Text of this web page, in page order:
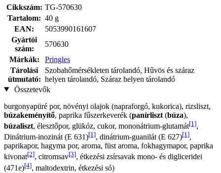
Cikkszám: TG-570630
Tartalom: 40 g
EAN:
5053990161607
Gyártói
szám:
570630
Márkák:
Pringles
Tárolási
útmutató:
Szobahőmérsékleten tárolandó, Hűvös és száraz
helyen tárolandó, Száraz helyen tárolandó
Összetevők
burgonyapüré por, növényi olajok (napraforgó, kukorica), rizsliszt,
búzakeményítő, paprika fűszerkeverék (panírliszt (búza),
búzaliszt, élesztőpor, glükóz, cukor, mononátrium-glutamát[1],
Dinátrium-inozinát (E 631)[1], dinátrium-guanilát (E 627)[1],
paprikapor, hagyma por, aroma, füst aroma, fokhagymapor, paprika
kivonat[2], citromsav[3], étkezési zsírsavak mono- és digliceridei
(471e)[4], maltodextrin, étkezési só)